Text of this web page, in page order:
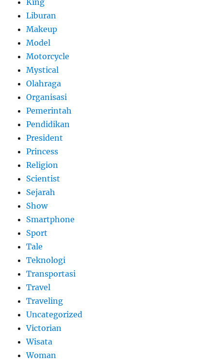
Liburan
Makeup
Model
Motorcycle
Mystical
Olahraga
Organisasi
Pemerintah
Pendidikan
President
Princess
Religion
Scientist
Sejarah
Show
Smartphone
Sport
Tale
Teknologi
Transportasi
Travel
Traveling
Uncategorized
Victorian
Wisata
Woman